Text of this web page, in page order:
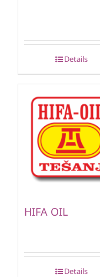
Details
HIFA OIL
Details